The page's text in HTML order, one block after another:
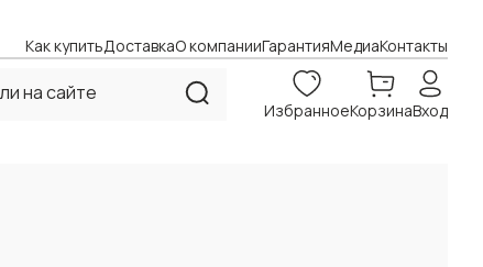
Как купитьДоставкаО компанииГарантияМедиаКонтакты
ИзбранноеКорзинаВход